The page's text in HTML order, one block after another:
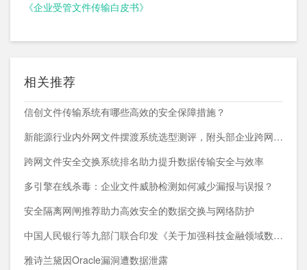
《企业受管文件传输白皮书》
相关推荐
信创文件传输系统有哪些高效的安全保障措施？
新能源行业内外网文件摆渡系统选型测评，附头部企业跨网部署案例
跨网文件安全交换系统排名助力提升数据传输安全与效率
多引擎在线杀毒：企业文件威胁检测如何减少漏报与误报？
安全隔离网闸推荐助力高效安全的数据交换与网络防护
中国人民银行等九部门联合印发《关于加强科技金融领域数据开发利用的通知》
雅诗兰黛因Oracle漏洞遭数据泄露